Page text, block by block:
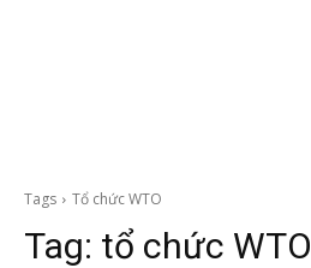
Tags Tổ chức WTO
Tag: tổ chức WTO